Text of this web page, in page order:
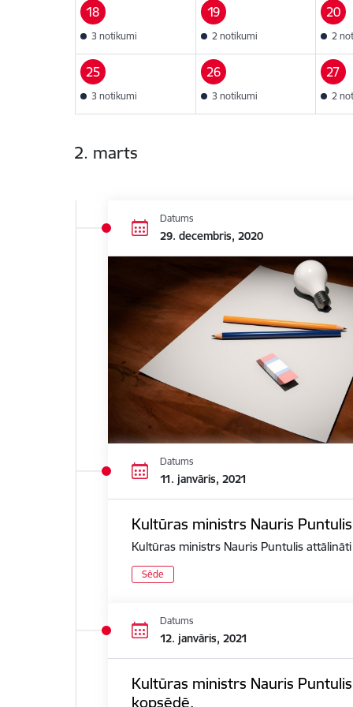
18
3 notikumi
19
2 notikumi
20
2
25
3 notikumi
26
3 notikumi
27
2
2. marts
Datums
29. decembris, 2020
Datums
11. janvāris, 2021
Kultūras ministrs Nauris
Kultūras ministrs Nauris Puntulis
Sēde
Datums
12. janvāris, 2021
Kultūras ministrs Nauris
kopsēdē.